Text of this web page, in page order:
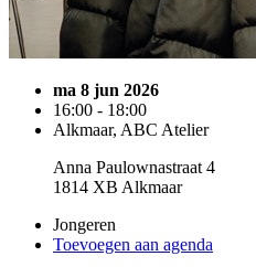
ma 8 jun 2026
16:00 - 18:00
Alkmaar, ABC Atelier
Anna Paulownastraat 4
1814 XB Alkmaar
Jongeren
Toevoegen aan agenda